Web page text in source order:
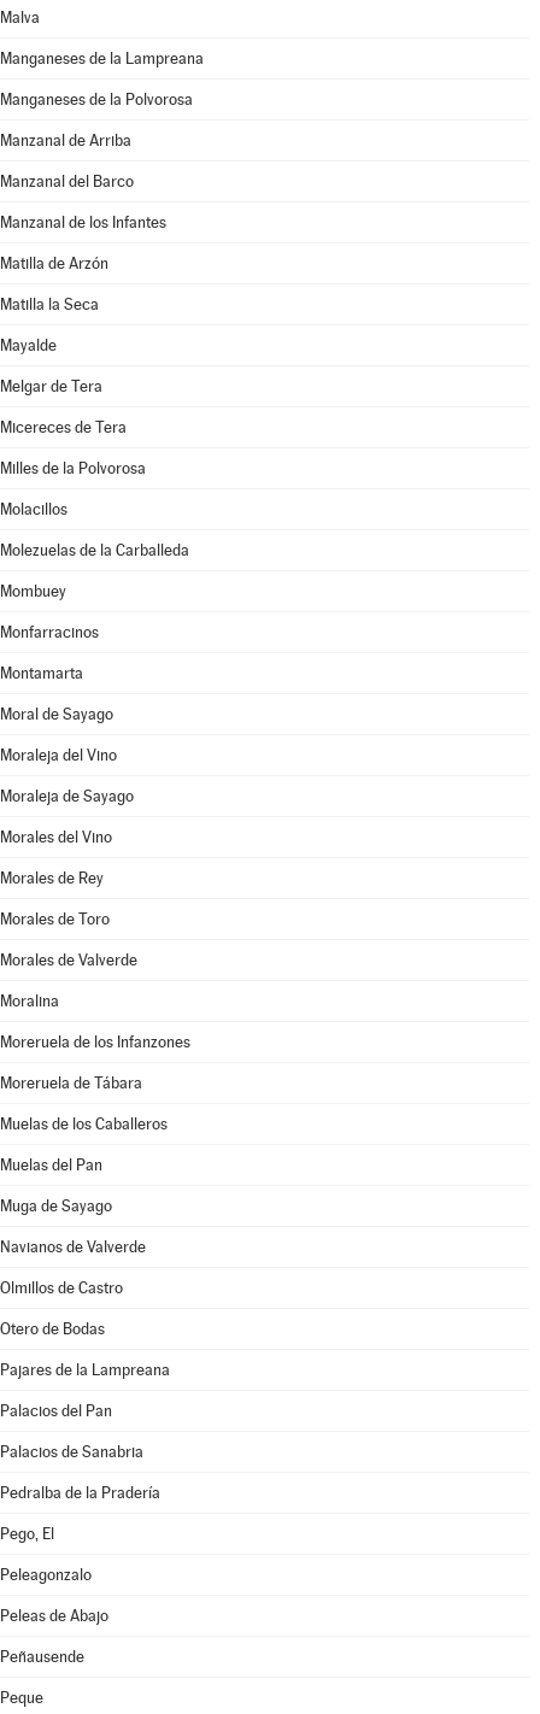
Malva
Manganeses de la Lampreana
Manganeses de la Polvorosa
Manzanal de Arriba
Manzanal del Barco
Manzanal de los Infantes
Matilla de Arzón
Matilla la Seca
Mayalde
Melgar de Tera
Micereces de Tera
Milles de la Polvorosa
Molacillos
Molezuelas de la Carballeda
Mombuey
Monfarracinos
Montamarta
Moral de Sayago
Moraleja del Vino
Moraleja de Sayago
Morales del Vino
Morales de Rey
Morales de Toro
Morales de Valverde
Moralina
Moreruela de los Infanzones
Moreruela de Tábara
Muelas de los Caballeros
Muelas del Pan
Muga de Sayago
Navianos de Valverde
Olmillos de Castro
Otero de Bodas
Pajares de la Lampreana
Palacios del Pan
Palacios de Sanabria
Pedralba de la Pradería
Pego, El
Peleagonzalo
Peleas de Abajo
Peñausende
Peque